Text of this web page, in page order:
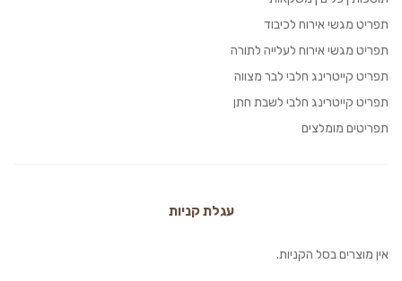
תפריט מגשי אירוח לכיבוד
תפריט מגשי אירוח לעלייה לתורה
תפריט קייטרינג חלבי לבר מצווה
תפריט קייטרינג חלבי לשבת חתן
תפריטים מומלצים
עגלת קניות
אין מוצרים בסל הקניות.